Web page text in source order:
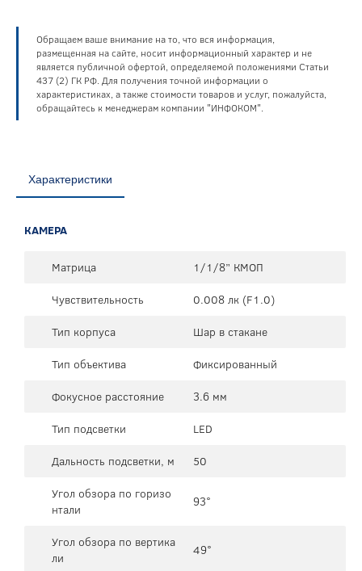
Обращаем ваше внимание на то, что вся информация,
размещенная на сайте, носит информационный характер и не
является публичной офертой, определяемой положениями Статьи
437 (2) ГК РФ. Для получения точной информации о
характеристиках, а также стоимости товаров и услуг, пожалуйста,
обращайтесь к менеджерам компании "ИНФОКОМ".
Характеристики
КАМЕРА
Матрица
1/1/8” КМОП
Чувствительность
0.008 лк (F1.0)
Тип корпуса
Шар в стакане
Тип объектива
Фиксированный
Фокусное расстояние
3.6 мм
Тип подсветки
LED
Дальность подсветки, м
50
Угол обзора по горизо
нтали
93°
Угол обзора по вертика
ли
49°